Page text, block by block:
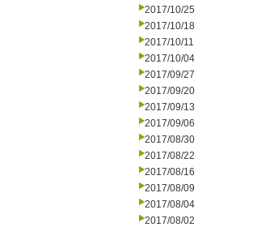
2017/10/25
2017/10/18
2017/10/11
2017/10/04
2017/09/27
2017/09/20
2017/09/13
2017/09/06
2017/08/30
2017/08/22
2017/08/16
2017/08/09
2017/08/04
2017/08/02